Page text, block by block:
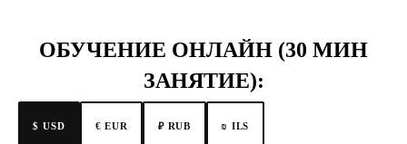
ОБУЧЕНИЕ ОНЛАЙН (30 МИН
ЗАНЯТИЕ):
$ USD € EUR ₽ RUB ₪ ILS